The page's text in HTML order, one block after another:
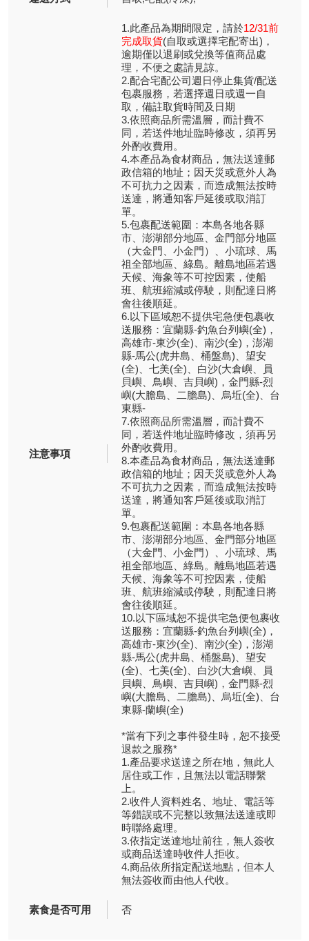
注意事項
1.此產品為期間限定，請於12/31前
完成取貨(自取或選擇宅配寄出)，
逾期僅以退刷或兌換等值商品處
理，不便之處請見諒。
2.配合宅配公司週日停止集貨/配送
包裹服務，若選擇週日或週一自
取，備註取貨時間及日期
3.依照商品所需溫層，而計費不
同，若送件地址臨時修改，須再另
外酌收費用。
4.本產品為食材商品，無法送達郵
政信箱的地址；因天災或意外人為
不可抗力之因素，而造成無法按時
送達，將通知客戶延後或取消訂
單。
5.包裹配送範圍：本島各地各縣
市、澎湖部分地區、金門部分地區
（大金門、小金門）、小琉球、馬
祖全部地區、綠島。離島地區若遇
天候、海象等不可控因素，使船
班、航班縮減或停駛，則配達日將
會往後順延。
6.以下區域恕不提供宅急便包裹收
送服務：宜蘭縣-釣魚台列嶼(全)，
高雄市-東沙(全)、南沙(全)，澎湖
縣-馬公(虎井島、桶盤島)、望安
(全)、七美(全)、白沙(大倉嶼、員
貝嶼、鳥嶼、吉貝嶼)，金門縣-烈
嶼(大膽島、二膽島)、烏坵(全)、台
東縣-
7.依照商品所需溫層，而計費不
同，若送件地址臨時修改，須再另
外酌收費用。
8.本產品為食材商品，無法送達郵
政信箱的地址；因天災或意外人為
不可抗力之因素，而造成無法按時
送達，將通知客戶延後或取消訂
單。
9.包裹配送範圍：本島各地各縣
市、澎湖部分地區、金門部分地區
（大金門、小金門）、小琉球、馬
祖全部地區、綠島。離島地區若遇
天候、海象等不可控因素，使船
班、航班縮減或停駛，則配達日將
會往後順延。
10.以下區域恕不提供宅急便包裹收
送服務：宜蘭縣-釣魚台列嶼(全)，
高雄市-東沙(全)、南沙(全)，澎湖
縣-馬公(虎井島、桶盤島)、望安
(全)、七美(全)、白沙(大倉嶼、員
貝嶼、鳥嶼、吉貝嶼)，金門縣-烈
嶼(大膽島、二膽島)、烏坵(全)、台
東縣-蘭嶼(全)
*當有下列之事件發生時，恕不接受
退款之服務*
1.產品要求送達之所在地，無此人
居住或工作，且無法以電話聯繫
上。
2.收件人資料姓名、地址、電話等
等錯誤或不完整以致無法送達或即
時聯絡處理。
3.依指定送達地址前往，無人簽收
或商品送達時收件人拒收。
4.商品依所指定配送地點，但本人
無法簽收而由他人代收。
素食是否可用 否